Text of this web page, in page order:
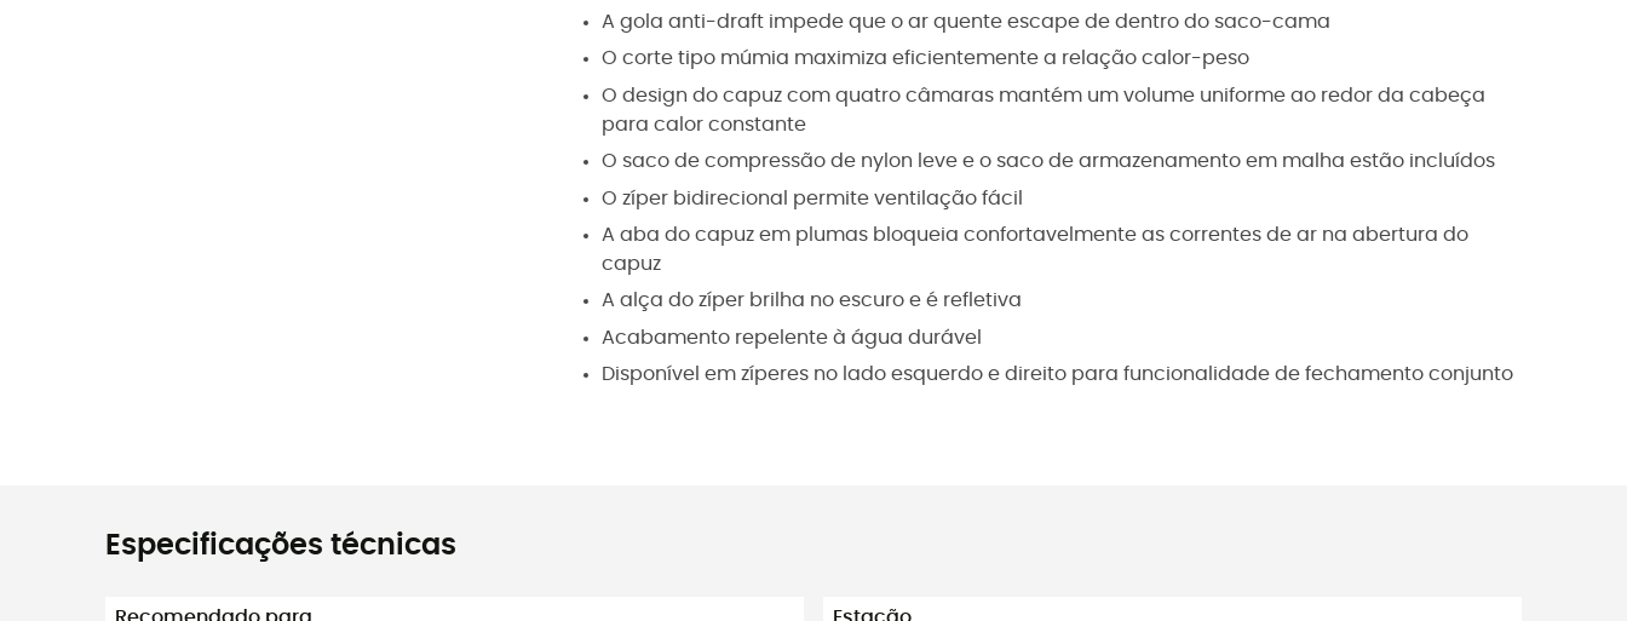
A gola anti-draft impede que o ar quente escape de dentro do saco-cama
O corte tipo múmia maximiza eficientemente a relação calor-peso
O design do capuz com quatro câmaras mantém um volume uniforme ao redor da cabeça
para calor constante
O saco de compressão de nylon leve e o saco de armazenamento em malha estão incluídos
O zíper bidirecional permite ventilação fácil
A aba do capuz em plumas bloqueia confortavelmente as correntes de ar na abertura do
capuz
A alça do zíper brilha no escuro e é refletiva
Acabamento repelente à água durável
Disponível em zíperes no lado esquerdo e direito para funcionalidade de fechamento conjunto
Especificações técnicas